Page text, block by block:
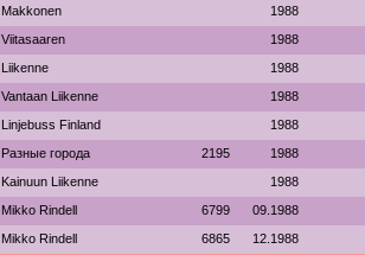
Makkonen 1988
Viitasaaren 1988
Liikenne 1988
Vantaan Liikenne 1988
Linjebuss Finland 1988
Разные города 2195 1988
Kainuun Liikenne 1988
Mikko Rindell 6799 09.1988
Mikko Rindell 6865 12.1988